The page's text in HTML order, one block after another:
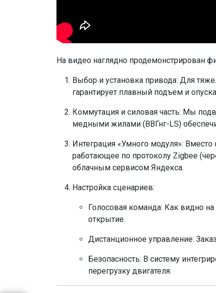
На видео наглядно продемонстрирован
Выбор и установка привода: Для
гарантирует плавный подъем и
Коммутация и силовая часть: Мы
медными жилами (ВВГнг-LS)
Интеграция «Умного модуля»:
работающее по протоколу Zigbee
облачным сервисом Яндекса.
Настройка сценариев:
Голосовая команда: Как видно
открытие.
Дистанционное управление:
Безопасность: В систему
перегрузку двигателя.